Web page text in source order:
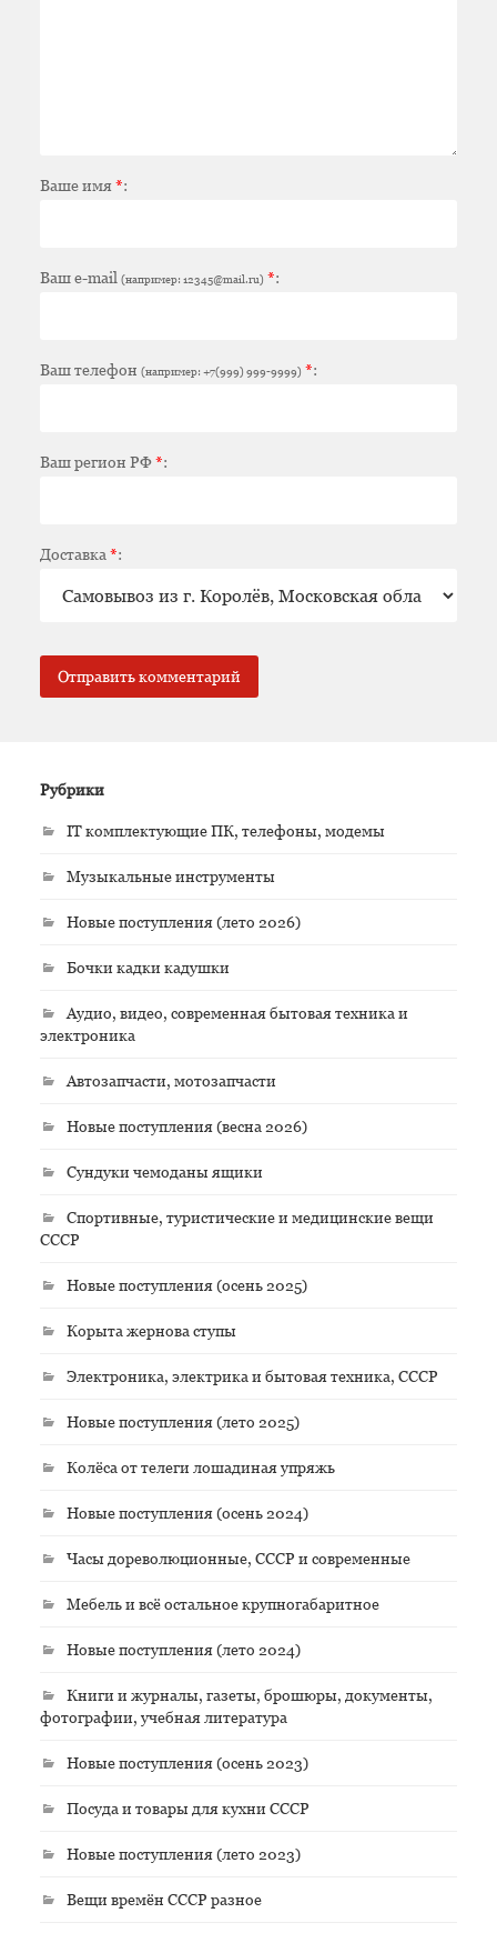
Ваше имя*:
Ваш e-mail (например: 12345@mail.ru) *:
Ваш телефон (например: +7(999) 999-9999) *:
Ваш регион РФ*:
Доставка *:
Рубрики
IT комплектующие ПК, телефоны, модемы
Музыкальные инструменты
Новые поступления (лето 2026)
Бочки кадки кадушки
Аудио, видео, современная бытовая техника и
электроника
Автозапчасти, мотозапчасти
Новые поступления (весна 2026)
Сундуки чемоданы ящики
Спортивные, туристические и медицинские вещи
СССР
Новые поступления (осень 2025)
Корыта жернова ступы
Электроника, электрика и бытовая техника, СССР
Новые поступления (лето 2025)
Колёса от телеги лошадиная упряжь
Новые поступления (осень 2024)
Часы дореволюционные, СССР и современные
Мебель и всё остальное крупногабаритное
Новые поступления (лето 2024)
Книги и журналы, газеты, брошюры, документы,
фотографии, учебная литература
Новые поступления (осень 2023)
Посуда и товары для кухни СССР
Новые поступления (лето 2023)
Вещи времён СССР разное